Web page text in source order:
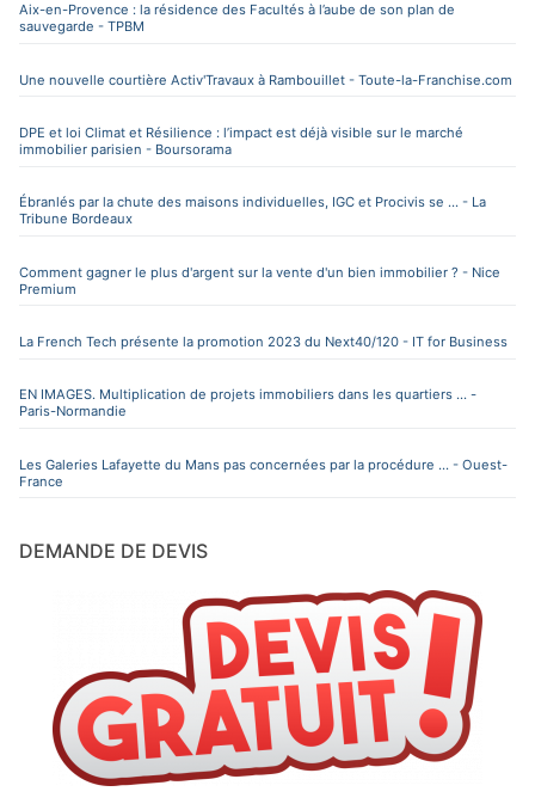
Aix-en-Provence : la résidence des Facultés à l’aube de son plan de
sauvegarde - TPBM
Une nouvelle courtière Activ'Travaux à Rambouillet - Toute-la-Franchise.com
DPE et loi Climat et Résilience : l’impact est déjà visible sur le marché
immobilier parisien - Boursorama
Ébranlés par la chute des maisons individuelles, IGC et Procivis se ... - La
Tribune Bordeaux
Comment gagner le plus d'argent sur la vente d'un bien immobilier ? - Nice
Premium
La French Tech présente la promotion 2023 du Next40/120 - IT for Business
EN IMAGES. Multiplication de projets immobiliers dans les quartiers ... -
Paris-Normandie
Les Galeries Lafayette du Mans pas concernées par la procédure ... - Ouest-
France
DEMANDE DE DEVIS